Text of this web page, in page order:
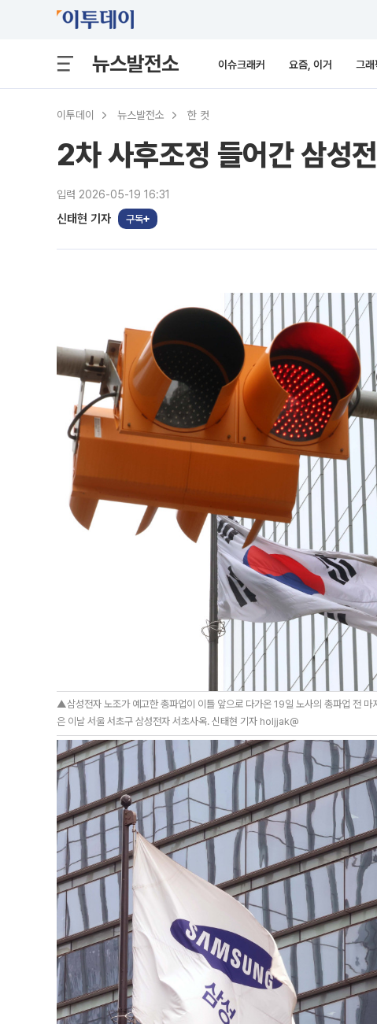
뉴스발전소 이슈크래커 요즘, 이거 그래
이투데이 뉴스발전소 한 컷
2차 사후조정 들어간 삼성
입력 2026-05-19 16:31
신태현 기자 구독
▲삼성전자 노조가 예고한 총파업이 이틀 앞으로 다가온 19일 노사의 총파업 전
은 이날 서울 서초구 삼성전자 서초사옥. 신태현 기자 holjjak@